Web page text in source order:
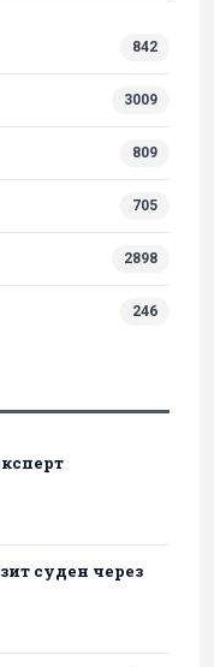
842
3009
809
705
2898
246
суден через